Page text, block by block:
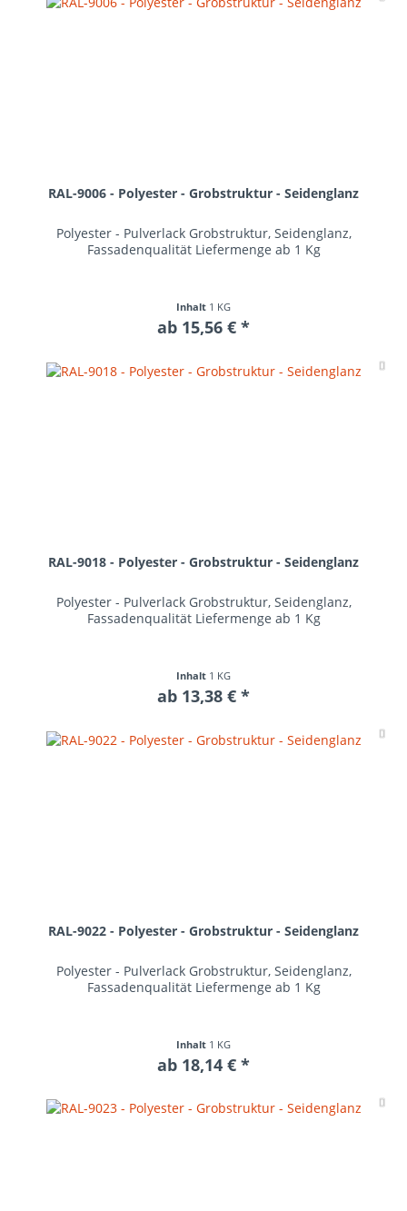
RAL-9006 - Polyester - Grobstruktur - Seidenglanz
Polyester - Pulverlack Grobstruktur, Seidenglanz,
Fassadenqualität Liefermenge ab 1 Kg
Inhalt 1 KG
ab 15,56 € *
RAL-9018 - Polyester - Grobstruktur - Seidenglanz
Polyester - Pulverlack Grobstruktur, Seidenglanz,
Fassadenqualität Liefermenge ab 1 Kg
Inhalt 1 KG
ab 13,38 € *
RAL-9022 - Polyester - Grobstruktur - Seidenglanz
Polyester - Pulverlack Grobstruktur, Seidenglanz,
Fassadenqualität Liefermenge ab 1 Kg
Inhalt 1 KG
ab 18,14 € *